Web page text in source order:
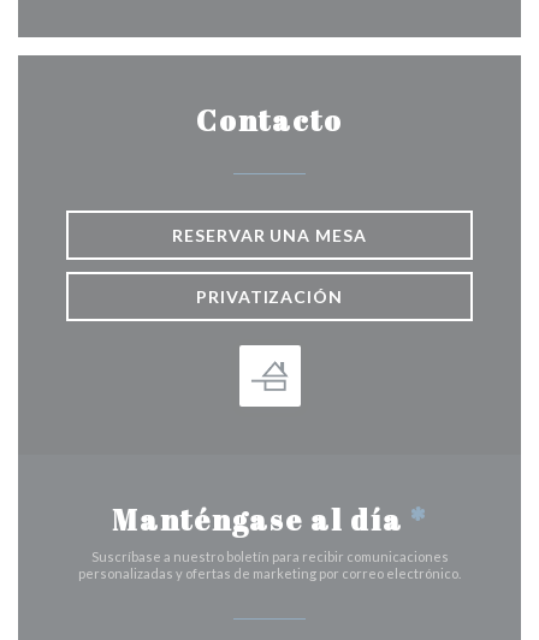
Contacto
RESERVAR UNA MESA
PRIVATIZACIÓN
Manténgase al día *
Suscríbase a nuestro boletín para recibir comunicaciones
personalizadas y ofertas de marketing por correo electrónico.